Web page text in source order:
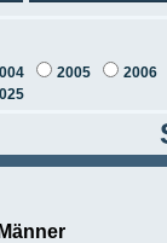
2005
2006
Männer